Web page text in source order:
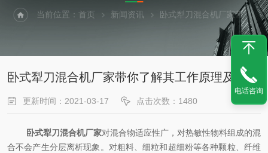
当前位置：首页 新闻资讯 卧式犁刀混合机厂家带你了解其工作原理及应用
卧式犁刀混合机厂家带你了解其工作原理及应用
更新时间：2021-03-17 点击次数：1480
卧式犁刀混合机厂家对混合物适应性广，对热敏性物料组成的混
合不会产生分层离析现象。对粗料、细粒和超细粉等各种颗粒、纤维
电话咨询